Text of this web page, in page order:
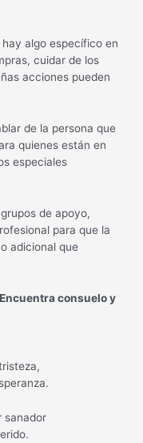
algo específico en
cuidar de los
acciones pueden
de la persona que
quienes están en
especiales
de apoyo,
para que la
adicional que
consuelo y
sanador